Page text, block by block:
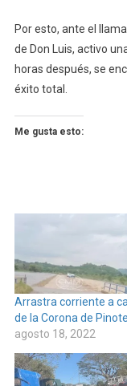
Por esto, ante el
de Don Luis, activo
horas después, se
éxito total.
Me gusta esto:
Arrastra corriente a
de la Corona de
agosto 18, 2022